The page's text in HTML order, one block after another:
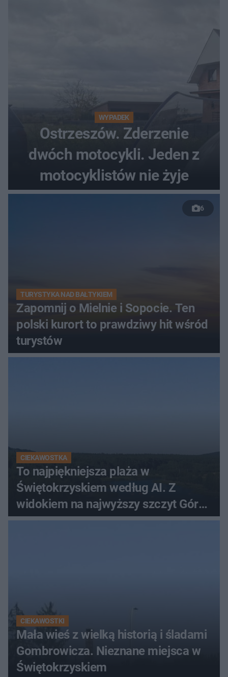
WYPADEK
Ostrzeszów. Zderzenie
dwóch motocykli. Jeden z
motocyklistów nie żyje
6
TURYSTYKA NAD BAŁTYKIEM
Zapomnij o Mielnie i Sopocie. Ten
polski kurort to prawdziwy hit wśród
turystów
CIEKAWOSTKA
To najpiękniejsza plaża w
Świętokrzyskiem według AI. Z
widokiem na najwyższy szczyt Gór
Świętokrzyskich
CIEKAWOSTKI
Mała wieś z wielką historią i śladami
Gombrowicza. Nieznane miejsca w
Świętokrzyskiem